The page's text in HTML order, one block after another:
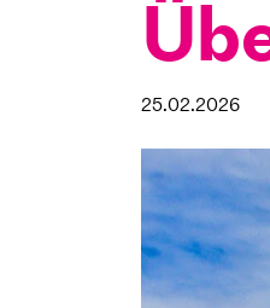
25.02.2026